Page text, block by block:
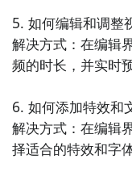
7. 《照片美化大师
滤镜效果，能够让
添加各种滤镜和边
8. 《美图相机》：
5. 如何编辑和调整
解决方式：在编辑
频的时长，并实时
6. 如何添加特效和
解决方式：在编辑
择适合的特效和字